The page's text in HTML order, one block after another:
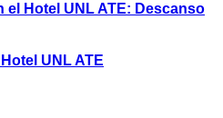
el Hotel UNL ATE: Descanso
UNL ATE